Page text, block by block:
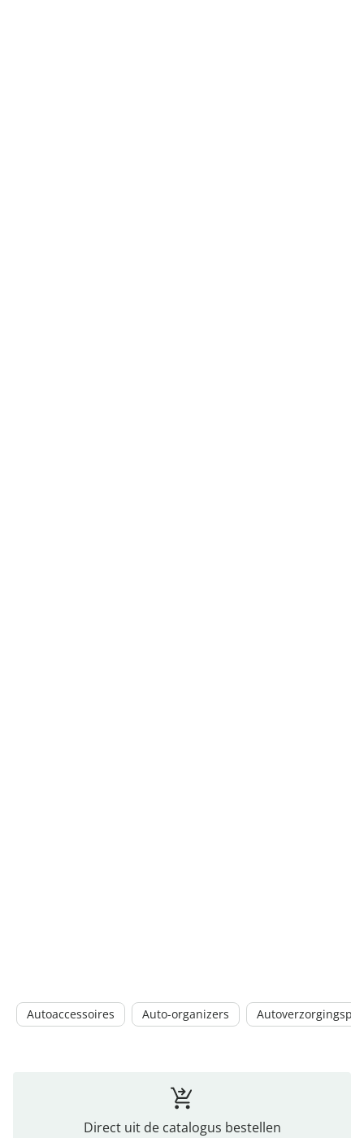
Autoaccessoires Auto-organizers
Direct uit de catalogus bestellen